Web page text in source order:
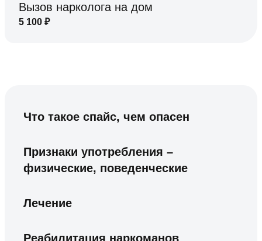
Вызов нарколога на дом
5 100 ₽
Что такое спайс, чем опасен
Признаки употребления –
физические, поведенческие
Лечение
Реабилитация наркоманов